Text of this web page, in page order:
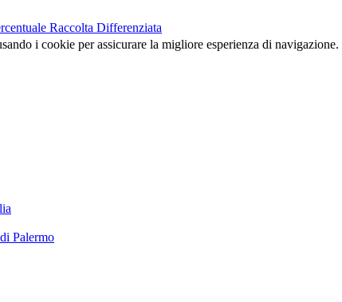
Raccolta Differenziata
i cookie per assicurare la migliore esperienza di navigazione.
Palermo